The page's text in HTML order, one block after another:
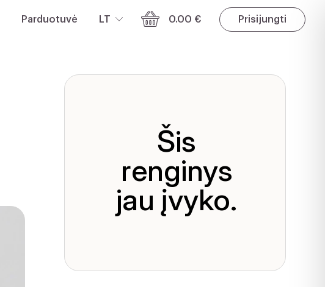
Parduotuvė LT 0.00 € Prisijungti
Šis
renginys
jau įvyko.